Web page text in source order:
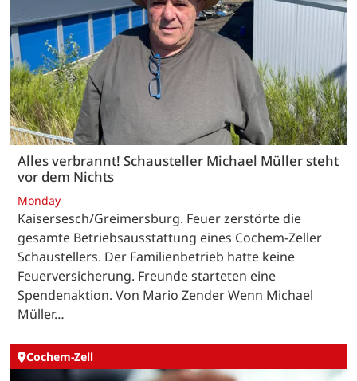
Alles verbrannt! Schausteller Michael Müller steht
vor dem Nichts
Monday
Kaisersesch/Greimersburg. Feuer zerstörte die
gesamte Betriebsausstattung eines Cochem-Zeller
Schaustellers. Der Familienbetrieb hatte keine
Feuerversicherung. Freunde starteten eine
Spendenaktion. Von Mario Zender Wenn Michael
Müller…
Cochem-Zell